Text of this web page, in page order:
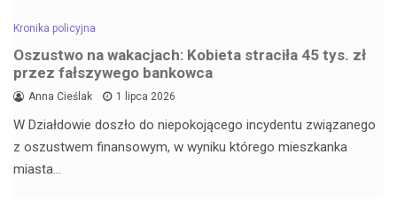
Kronika policyjna
Oszustwo na wakacjach: Kobieta straciła 45 tys. zł
przez fałszywego bankowca
Anna Cieślak 1 lipca 2026
W Działdowie doszło do niepokojącego incydentu związanego
z oszustwem finansowym, w wyniku którego mieszkanka
miasta…